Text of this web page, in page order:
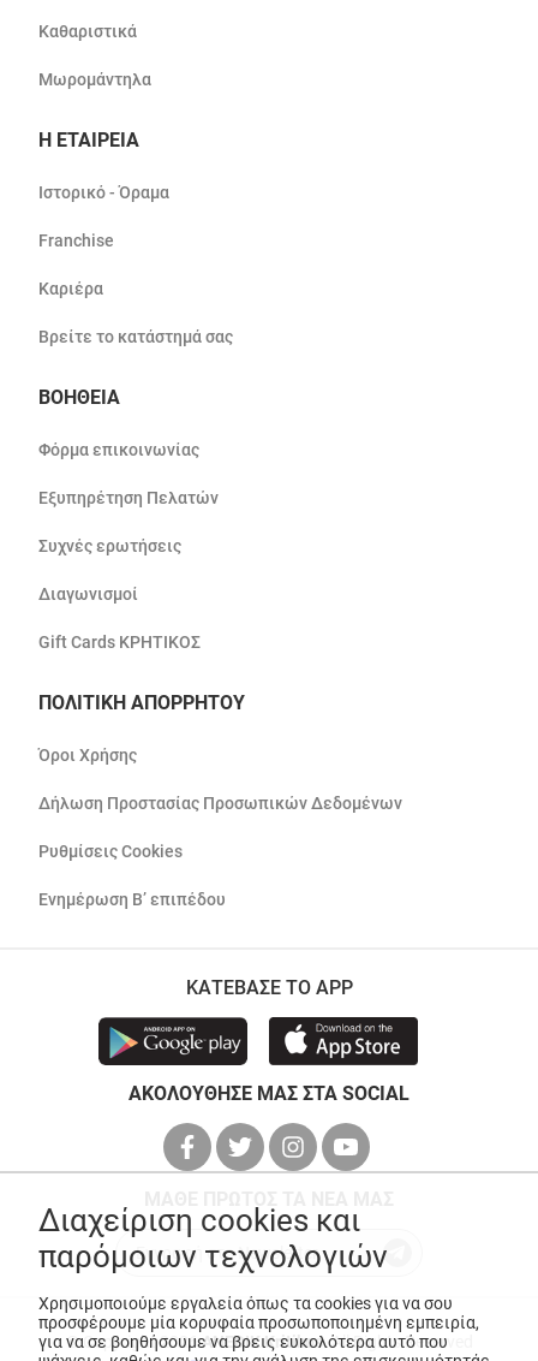
Καθαριστικά
Μωρομάντηλα
Η ΕΤΑΙΡΕΙΑ
Ιστορικό - Όραμα
Franchise
Καριέρα
Βρείτε το κατάστημά σας
ΒΟΗΘΕΙΑ
Φόρμα επικοινωνίας
Εξυπηρέτηση Πελατών
Συχνές ερωτήσεις
Διαγωνισμοί
Gift Cards ΚΡΗΤΙΚΟΣ
ΠΟΛΙΤΙΚΗ ΑΠΟΡΡΗΤΟΥ
Όροι Χρήσης
Δήλωση Προστασίας Προσωπικών Δεδομένων
Ρυθμίσεις Cookies
Ενημέρωση Β’ επιπέδου
ΚΑΤΕΒΑΣΕ ΤΟ APP
ΑΚΟΛΟΥΘΗΣΕ ΜΑΣ ΣΤΑ SOCIAL
© Copyright 2026ANEDIK Kritikos. All Rights Reserved
Διαχείριση cookies και
παρόμοιων τεχνολογιών
Χρησιμοποιούμε εργαλεία όπως τα cookies για να σου
προσφέρουμε μία κορυφαία προσωποποιημένη εμπειρία,
για να σε βοηθήσουμε να βρεις ευκολότερα αυτό που